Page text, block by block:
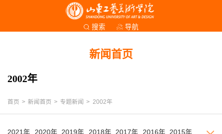
搜索 导航
新闻首页
2002年
首页 > 新闻首页 > 专题新闻 > 2002年
2021年 2020年 2019年 2018年 2017年 2016年 2015年